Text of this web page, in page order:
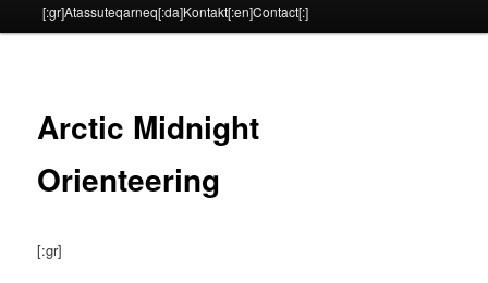
[:gr]Atassuteqarneq[:da]Kontakt[:en]Contact[:]
Arctic Midnight
Orienteering
[:gr]